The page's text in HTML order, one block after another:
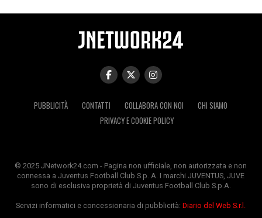
PUBBLICITÀ CONTATTI COLLABORA CON NOI
CHI SIAMO
PRIVACY E COOKIE POLICY
© 2025 JNetwork24.com - Pagina non ufficiale, non autorizzata e non
connessa a Juventus Football Club S.p. A. I marchi JUVENTUS, JUVE
sono di esclusiva proprietà di Juventus Football Club S.p.A.
Servizi informatici e concessionaria di pubblicità:Diario del Web S.r.l.